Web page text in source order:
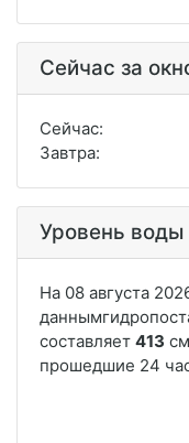
Сейчас за
Сейчас:
Завтра:
Уровень воды